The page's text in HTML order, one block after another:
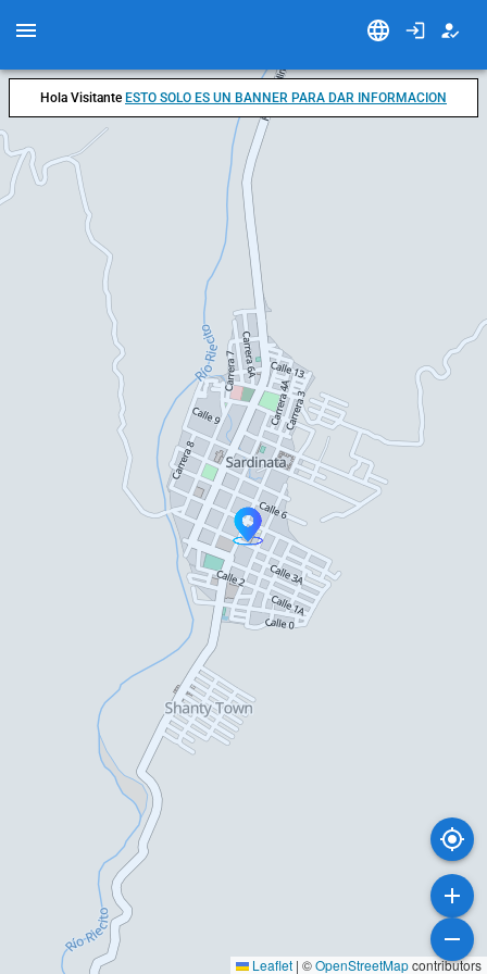
Leaflet | ©OpenStreetMapcontributors
Hola Visitante ESTO SOLO ES UN BANNER PARA DAR INFORMACION